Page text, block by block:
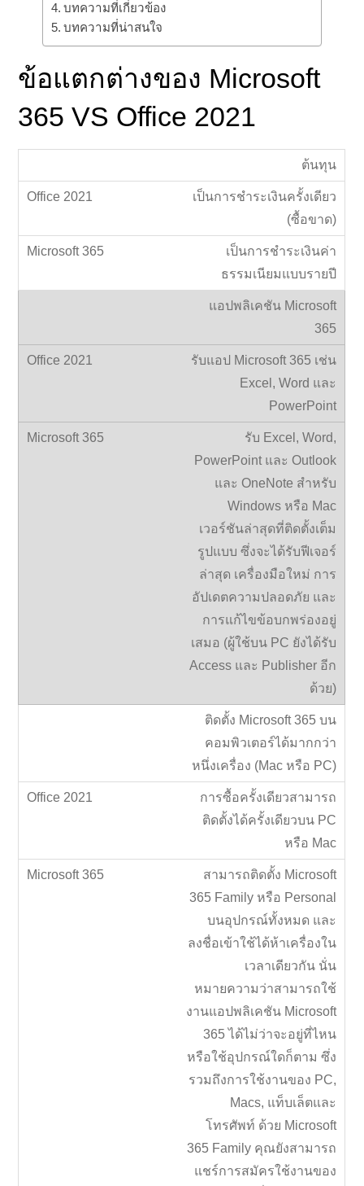
บทความที่เกี่ยวข้อง
บทความที่น่าสนใจ
ข้อแตกต่างของ Microsoft
365 VS Office 2021
ต้นทุน
เป็นการชำระเงินครั้งเดียว
(ซื้อขาด)
เป็นการชำระเงินค่า
ธรรมเนียมแบบรายปี
แอปพลิเคชัน Microsoft
365
รับแอป Microsoft 365 เช่น
Excel, Word และ
PowerPoint
รับ Excel, Word,
PowerPoint และ Outlook
และ OneNote สำหรับ
Windows หรือ Mac
เวอร์ชันล่าสุดที่ติดตั้งเต็ม
รูปแบบ ซึ่งจะได้รับฟีเจอร์
ล่าสุด เครื่องมือใหม่ การ
อัปเดตความปลอดภัย และ
การแก้ไขข้อบกพร่องอยู่
เสมอ (ผู้ใช้บน PC ยังได้รับ
Access และ Publisher อีก
ด้วย)
ติดตั้ง Microsoft 365 บน
คอมพิวเตอร์ได้มากกว่า
หนึ่งเครื่อง (Mac หรือ PC)
การซื้อครั้งเดียวสามารถ
ติดตั้งได้ครั้งเดียวบน PC
หรือ Mac
สามารถติดตั้ง Microsoft
365 Family หรือ Personal
บนอุปกรณ์ทั้งหมด และ
ลงชื่อเข้าใช้ได้ห้าเครื่องใน
เวลาเดียวกัน นั่น
หมายความว่าสามารถใช้
งานแอปพลิเคชัน Microsoft
365 ได้ไม่ว่าจะอยู่ที่ไหน
หรือใช้อุปกรณ์ใดก็ตาม ซึ่ง
รวมถึงการใช้งานของ PC,
Macs, แท็บเล็ตและ
โทรศัพท์ ด้วย Microsoft
365 Family คุณยังสามารถ
แชร์การสมัครใช้งานของ